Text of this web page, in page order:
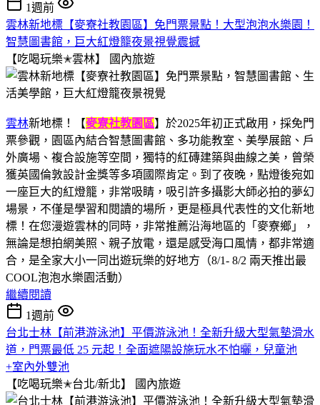
1週前
雲林新地標【麥寮社教園區】免門票景點！大型泡泡水樂園！
智慧圖書館，巨大紅燈籠夜景視覺震撼
【吃喝玩樂✭雲林】
國內旅遊
雲林新地標！【麥寮社教園區】於2025年初正式啟用，採免門
票參觀，園區內結合智慧圖書館、多功能教室、美學展館、戶
外廣場、複合設施等空間，獨特的紅磚建築與曲線之美，曾榮
獲英國倫敦設計金獎等多項國際肯定。到了夜晚，點燈後宛如
一座巨大的紅燈籠，非常吸睛，吸引許多攝影大師必拍的夢幻
場景，不僅是學習和閱讀的場所，更是極具代表性的文化新地
標！在您漫遊雲林的同時，非常推薦沿海地區的「麥寮鄉」，
無論是想拍網美照、親子放電，還是感受海口風情，都非常適
合，是全家大小一同出遊玩樂的好地方（8/1- 8/2 兩天推出最
COOL泡泡水樂園活動）
繼續閱讀
1週前
台北士林【前港游泳池】平價游泳池！全新升級大型氣墊滑水
道，門票最低 25 元起！全面遮陽設施玩水不怕曬，兒童池
+室內外雙池
【吃喝玩樂✭台北/新北】
國內旅遊